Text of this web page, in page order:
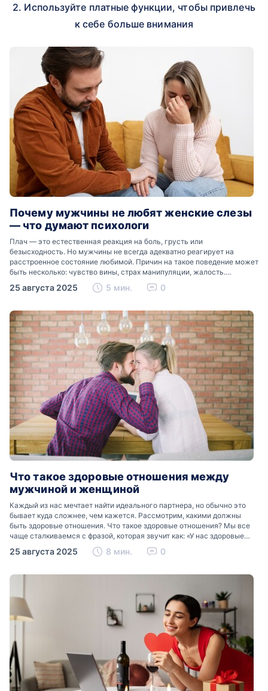
2. Используйте платные функции, чтобы привлечь
к себе больше внимания
Почему мужчины не любят женские слезы
— что думают психологи
Плач — это естественная реакция на боль, грусть или
безысходность. Но мужчины не всегда адекватно реагирует на
расстроенное состояние любимой. Причин на такое поведение может
быть несколько: чувство вины, страх манипуляции, жалость.
Разобраться, почему мужчины боятся женских слез, помогут советы
психологов…
25 августа 2025 5 мин. 0
Что такое здоровые отношения между
мужчиной и женщиной
Каждый из нас мечтает найти идеального партнера, но обычно это
бывает куда сложнее, чем кажется. Рассмотрим, какими должны
быть здоровые отношения. Что такое здоровые отношения? Мы все
чаще сталкиваемся с фразой, которая звучит как: «У нас здоровые
отношения». Что именно подразумевается…
25 августа 2025 8 мин. 0